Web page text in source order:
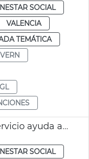
SOCIAL
VALENCIA
TEMÁTICA
Adjudicación contrato servicio ayuda a domicilio
SOCIAL